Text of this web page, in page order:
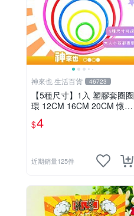
神來也 生活百貨 46723
【5種尺寸】1入 塑膠套圈圈
環 12CM 16CM 20CM 懷舊
童玩 兒童玩具 夜市套圈圈
塑膠套環 遊戲道具 套環
$4
近期銷量125件